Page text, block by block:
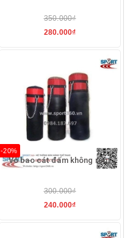
350.000₫
280.000₫
-20%
Vỏ bao cát đấm không ruột
300.000₫
240.000₫